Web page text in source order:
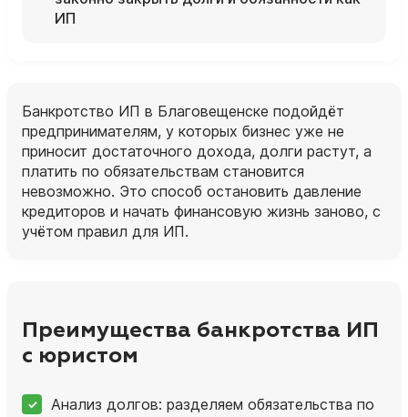
ИП
Банкротство ИП в Благовещенске подойдёт
предпринимателям, у которых бизнес уже не
приносит достаточного дохода, долги растут, а
платить по обязательствам становится
невозможно. Это способ остановить давление
кредиторов и начать финансовую жизнь заново, с
учётом правил для ИП.
Преимущества банкротства ИП
с юристом
Анализ долгов: разделяем обязательства по